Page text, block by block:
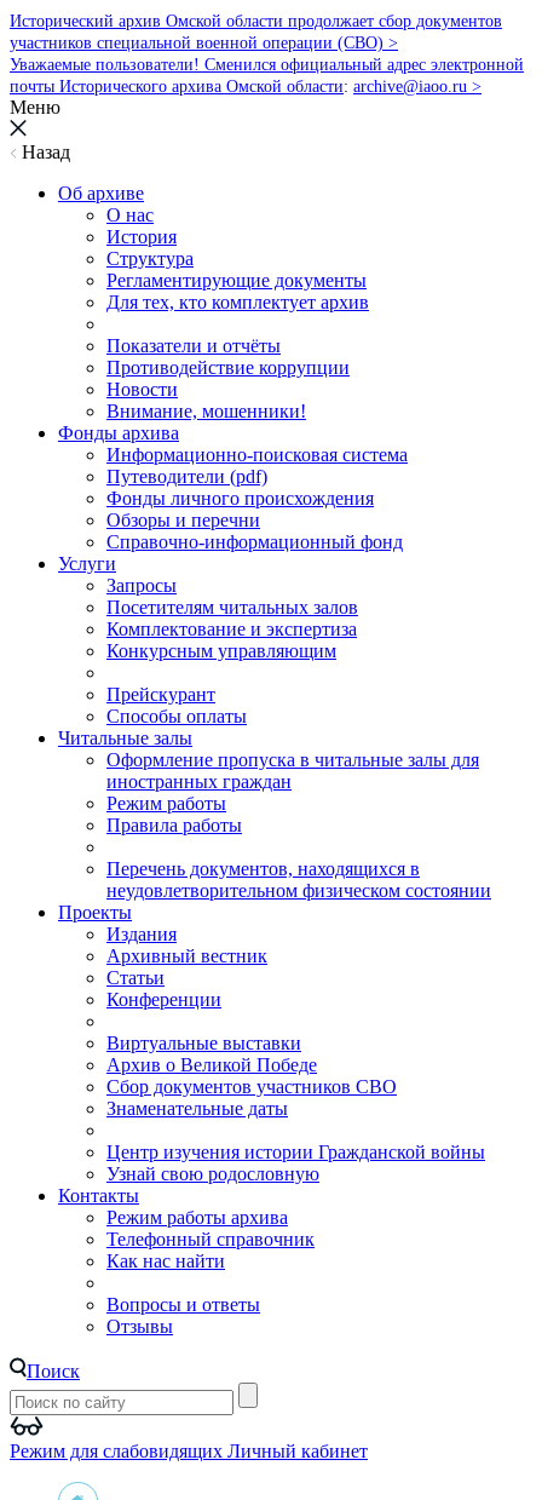
Исторический архив Омской области продолжает сбор документов
участников специальной военной операции (СВО) >
Уважаемые пользователи! Сменился официальный адрес электронной
почты Исторического архива Омской области: archive@iaoo.ru >
Меню
Назад
Об архиве
О нас
История
Структура
Регламентирующие документы
Для тех, кто комплектует архив
Показатели и отчёты
Противодействие коррупции
Новости
Внимание, мошенники!
Фонды архива
Информационно-поисковая система
Путеводители (pdf)
Фонды личного происхождения
Обзоры и перечни
Справочно-информационный фонд
Услуги
Запросы
Посетителям читальных залов
Комплектование и экспертиза
Конкурсным управляющим
Прейскурант
Способы оплаты
Читальные залы
Оформление пропуска в читальные залы для
иностранных граждан
Режим работы
Правила работы
Перечень документов, находящихся в
неудовлетворительном физическом состоянии
Проекты
Издания
Архивный вестник
Статьи
Конференции
Виртуальные выставки
Архив о Великой Победе
Сбор документов участников СВО
Знаменательные даты
Центр изучения истории Гражданской войны
Узнай свою родословную
Контакты
Режим работы архива
Телефонный справочник
Как нас найти
Вопросы и ответы
Отзывы
Поиск
Режим для слабовидящих Личный кабинет